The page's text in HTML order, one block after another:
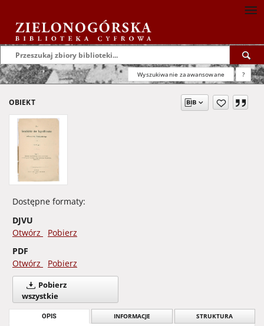
Wyszukiwanie zaawansowane ?
OBIEKT
Dostępne formaty:
DJVU
Otwórz
Pobierz
PDF
Otwórz
Pobierz
Pobierz
wszystkie
OPIS INFORMACJE STRUKTURA